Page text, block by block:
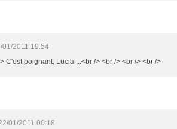
01/2011 19:54
C'est poignant, Lucia ...<br /> <br /> <br /> <br />
01/2011 00:18